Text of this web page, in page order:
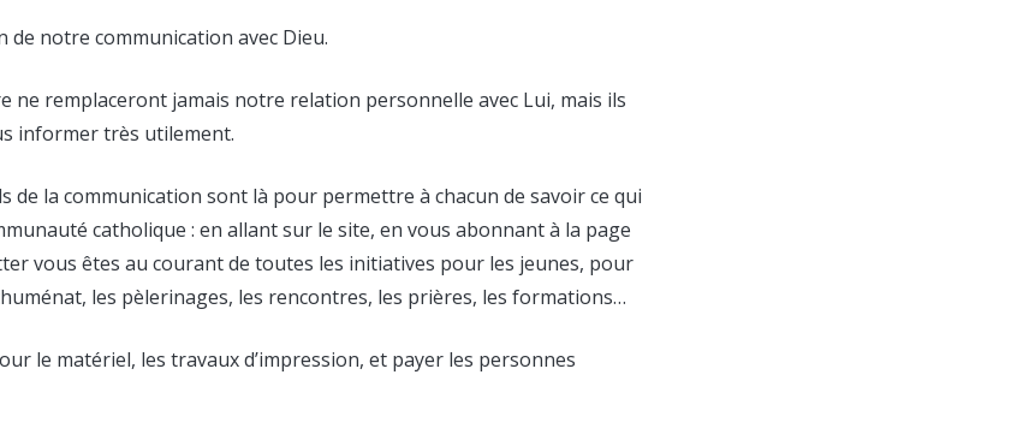
de notre communication avec Dieu.
ne remplaceront jamais notre relation personnelle avec Lui, mais ils
informer très utilement.
de la communication sont là pour permettre à chacun de savoir ce qui
catholique : en allant sur le site, en vous abonnant à la page
vous êtes au courant de toutes les initiatives pour les jeunes, pour
les pèlerinages, les rencontres, les prières, les formations…
le matériel, les travaux d’impression, et payer les personnes